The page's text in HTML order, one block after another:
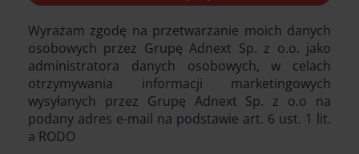
Wyrażam zgodę na przetwarzanie moich danych
osobowych przez Grupę Adnext Sp. z o.o. jako
administratora danych osobowych, w celach
otrzymywania informacji marketingowych
wysyłanych przez Grupę Adnext Sp. z o.o na
podany adres e-mail na podstawie art. 6 ust. 1 lit.
a RODO